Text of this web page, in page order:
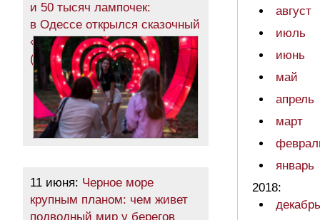
и 50 тысяч лампочек:
в Одессе открылся сказочный
«Парк фонарей»
(фоторепортаж)
11 июня: Черное море
крупным планом: чем живет
подводный мир у берегов
август
июль
июнь
май
апрель
март
январь
2018:
декабрь